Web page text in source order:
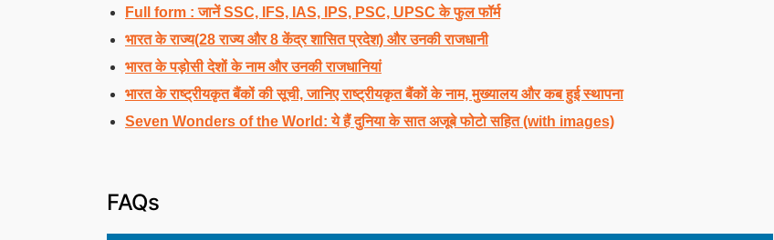
Full form : जानें SSC, IFS, IAS, IPS, PSC, UPSC के फुल फॉर्म
भारत के राज्य(28 राज्य और 8 केंद्र शासित प्रदेश) और उनकी राजधानी
भारत के पड़ोसी देशों के नाम और उनकी राजधानियां
भारत के राष्ट्रीयकृत बैंकों की सूची, जानिए राष्ट्रीयकृत बैंकों के नाम, मुख्यालय और कब हुई स्थापना
Seven Wonders of the World: ये हैं दुनिया के सात अजूबे फोटो सहित (with images)
FAQs